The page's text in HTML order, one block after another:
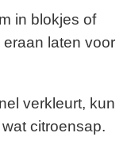
in blokjes of
laten voor
verkleurt, kun
citroensap.